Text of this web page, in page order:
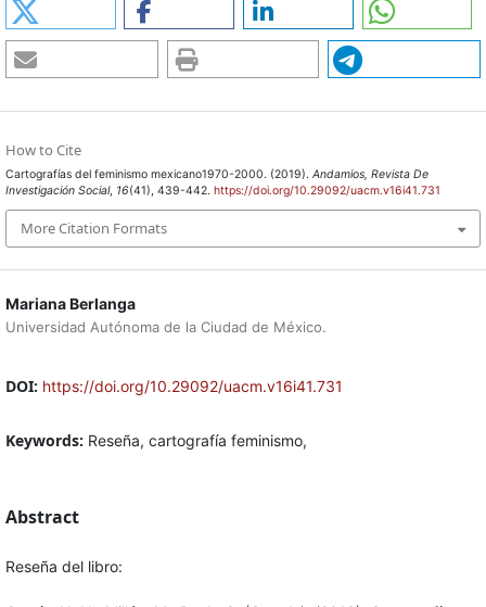
Mariana Berlanga
Universidad Autónoma de la Ciudad de México.
DOI: https://doi.org/10.29092/uacm.v16i41.731
Keywords: Reseña, cartografía feminismo,
Abstract
Reseña del libro:
How to Cite
Cartografías del feminismo mexicano1970-2000. (2019). Andamios, Revista De
Investigación Social, 16(41), 439-442. https://doi.org/10.29092/uacm.v16i41.731
More Citation Formats